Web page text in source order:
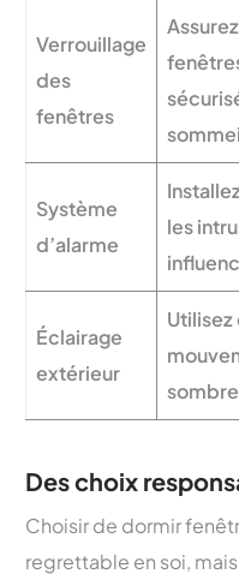
Verrouillage
des
fenêtres
Système
d’alarme
les
Éclairage
extérieur
Des choix
Choisir de dormir
regrettable en soi,